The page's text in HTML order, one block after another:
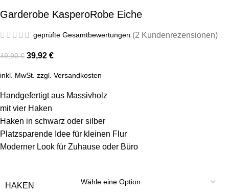
Garderobe KasperoRobe Eiche
geprüfte Gesamtbewertungen (2 Kundenrezensionen)
49,90€ 39,92 €
inkl. MwSt. zzgl. Versandkosten
Handgefertigt aus Massivholz
mit vier Haken
Haken in schwarz oder silber
Platzsparende Idee für kleinen Flur
Moderner Look für Zuhause oder Büro
HAKEN